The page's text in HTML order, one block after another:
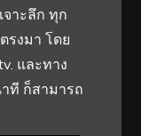
จาะลึก ทุก
รงมา โดย
และทาง
ที ก็สามารถ